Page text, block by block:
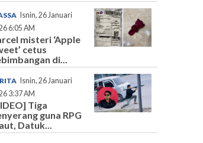
Isnin, 26 Januari
6:05 AM
misteri ‘Apple
cetus
di...
Isnin, 26 Januari
3:37 AM
Tiga
guna RPG
Datuk...